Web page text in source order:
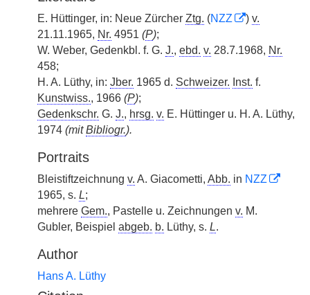
E. Hüttinger, in: Neue Zürcher Ztg. (NZZ ) v.
21.11.1965, Nr. 4951 (P);
W. Weber, Gedenkbl. f. G. J., ebd. v. 28.7.1968, Nr.
458;
H. A. Lüthy, in: Jber. 1965 d. Schweizer. Inst. f.
Kunstwiss., 1966 (P);
Gedenkschr. G. J., hrsg. v. E. Hüttinger u. H. A. Lüthy,
1974 (mitBibliogr.).
Portraits
Bleistiftzeichnung v. A. Giacometti, Abb. in NZZ
1965, s. L;
mehrere Gem., Pastelle u. Zeichnungen v. M.
Gubler, Beispiel abgeb. b. Lüthy, s. L.
Author
Hans A. Lüthy